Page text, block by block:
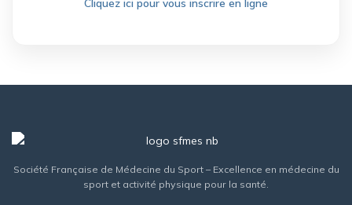
Cliquez ici pour vous inscrire en ligne
Société Française de Médecine du Sport – Excellence en médecine du
sport et activité physique pour la santé.